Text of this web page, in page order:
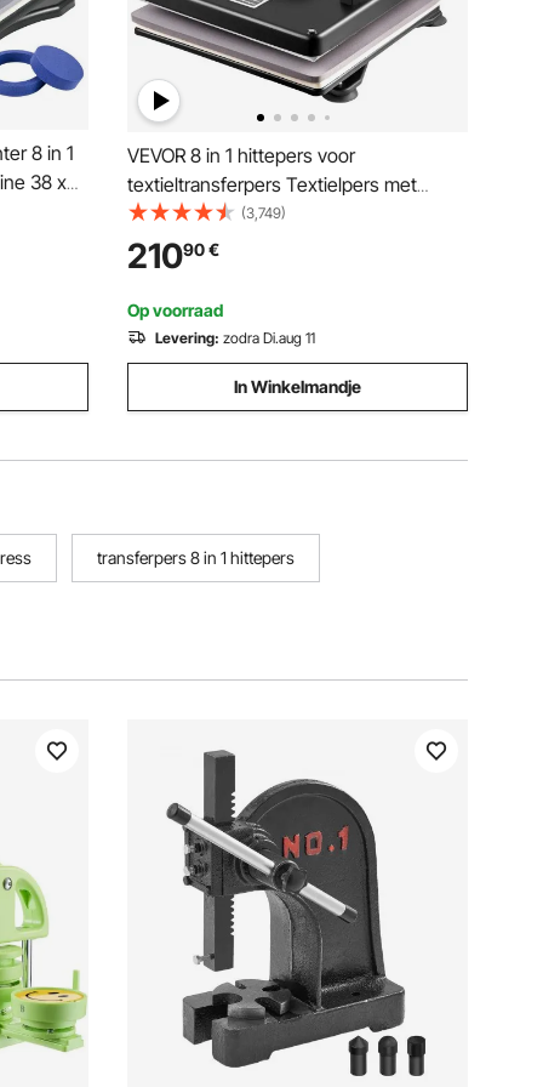
8 in 1
38 x
VEVOR 8 in 1 hittepers voor
textieltransferpers Textielpers met
plaatpers van 38 x 38 cm,
textieldrukpers van 1250 W, geschikt
voor hoeden, petten, T-shirts, mokken
(3,749)
21090€
Op voorraad
Levering: zodra Di.aug 11
In Winkelmandje
transferpers 8 in 1 hittepers